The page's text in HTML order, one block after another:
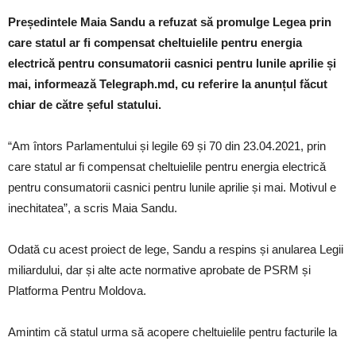
Președintele Maia Sandu a refuzat să promulge Legea prin
care statul ar fi compensat cheltuielile pentru energia
electrică pentru consumatorii casnici pentru lunile aprilie și
mai, informează Telegraph.md, cu referire la anunțul făcut
chiar de către șeful statului.
“Am întors Parlamentului și legile 69 și 70 din 23.04.2021, prin
care statul ar fi compensat cheltuielile pentru energia electrică
pentru consumatorii casnici pentru lunile aprilie și mai. Motivul e
inechitatea”, a scris Maia Sandu.
Odată cu acest proiect de lege, Sandu a respins și anularea Legii
miliardului, dar și alte acte normative aprobate de PSRM și
Platforma Pentru Moldova.
Amintim că statul urma să acopere cheltuielile pentru facturile la